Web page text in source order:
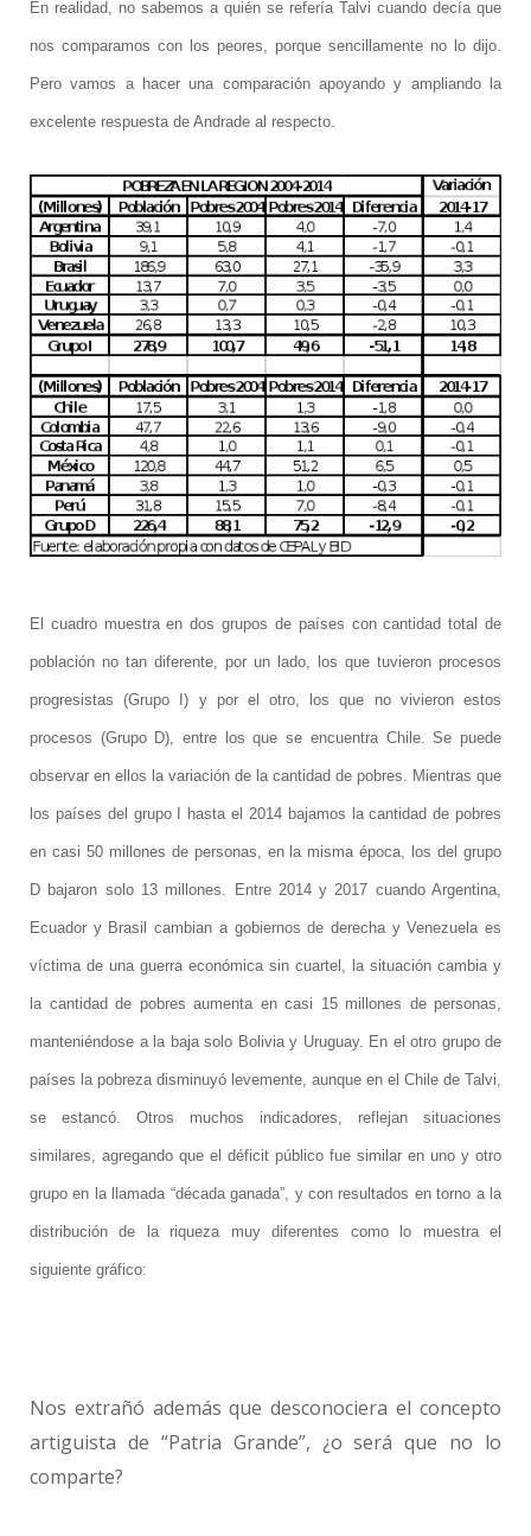
En realidad, no sabemos a quién se refería Talvi cuando decía que
nos comparamos con los peores, porque sencillamente no lo dijo.
Pero vamos a hacer una comparación apoyando y ampliando la
excelente respuesta de Andrade al respecto.
El cuadro muestra en dos grupos de países con cantidad total de
población no tan diferente, por un lado, los que tuvieron procesos
progresistas (Grupo I) y por el otro, los que no vivieron estos
procesos (Grupo D), entre los que se encuentra Chile. Se puede
observar en ellos la variación de la cantidad de pobres. Mientras que
los países del grupo I hasta el 2014 bajamos la cantidad de pobres
en casi 50 millones de personas, en la misma época, los del grupo
D bajaron solo 13 millones. Entre 2014 y 2017 cuando Argentina,
Ecuador y Brasil cambian a gobiernos de derecha y Venezuela es
víctima de una guerra económica sin cuartel, la situación cambia y
la cantidad de pobres aumenta en casi 15 millones de personas,
manteniéndose a la baja solo Bolivia y Uruguay. En el otro grupo de
países la pobreza disminuyó levemente, aunque en el Chile de Talvi,
se estancó. Otros muchos indicadores, reflejan situaciones
similares, agregando que el déficit público fue similar en uno y otro
grupo en la llamada “década ganada”, y con resultados en torno a la
distribución de la riqueza muy diferentes como lo muestra el
siguiente gráfico:
Nos extrañó además que desconociera el concepto
artiguista de “Patria Grande”, ¿o será que no lo
comparte?